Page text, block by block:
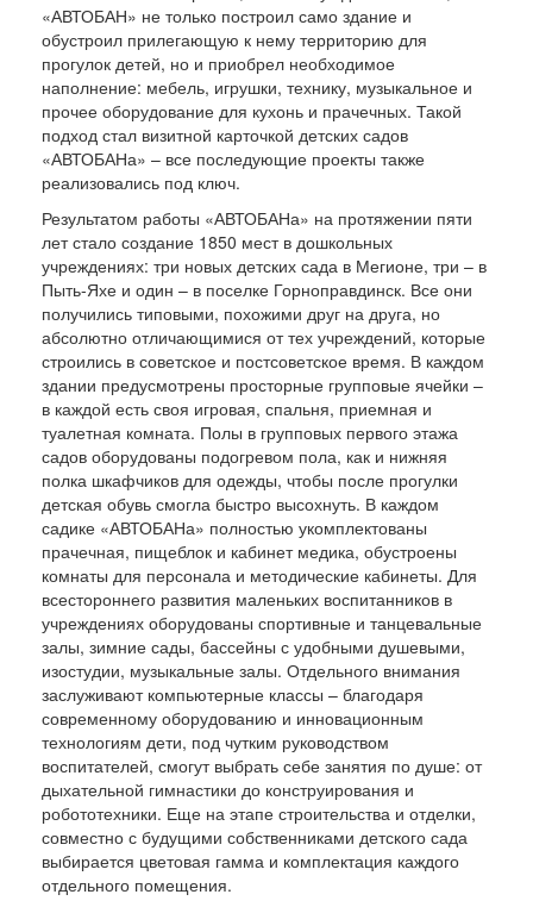
«АВТОБАН» не только построил само здание и
обустроил прилегающую к нему территорию для
прогулок детей, но и приобрел необходимое
наполнение: мебель, игрушки, технику, музыкальное и
прочее оборудование для кухонь и прачечных. Такой
подход стал визитной карточкой детских садов
«АВТОБАНа» – все последующие проекты также
реализовались под ключ.
Результатом работы «АВТОБАНа» на протяжении пяти
лет стало создание 1850 мест в дошкольных
учреждениях: три новых детских сада в Мегионе, три – в
Пыть-Яхе и один – в поселке Горноправдинск. Все они
получились типовыми, похожими друг на друга, но
абсолютно отличающимися от тех учреждений, которые
строились в советское и постсоветское время. В каждом
здании предусмотрены просторные групповые ячейки –
в каждой есть своя игровая, спальня, приемная и
туалетная комната. Полы в групповых первого этажа
садов оборудованы подогревом пола, как и нижняя
полка шкафчиков для одежды, чтобы после прогулки
детская обувь смогла быстро высохнуть. В каждом
садике «АВТОБАНа» полностью укомплектованы
прачечная, пищеблок и кабинет медика, обустроены
комнаты для персонала и методические кабинеты. Для
всестороннего развития маленьких воспитанников в
учреждениях оборудованы спортивные и танцевальные
залы, зимние сады, бассейны с удобными душевыми,
изостудии, музыкальные залы. Отдельного внимания
заслуживают компьютерные классы – благодаря
современному оборудованию и инновационным
технологиям дети, под чутким руководством
воспитателей, смогут выбрать себе занятия по душе: от
дыхательной гимнастики до конструирования и
робототехники. Еще на этапе строительства и отделки,
совместно с будущими собственниками детского сада
выбирается цветовая гамма и комплектация каждого
отдельного помещения.